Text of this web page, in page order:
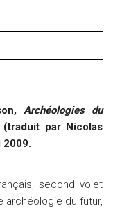
Archéologies du
(traduit par Nicolas
2009.
second volet
archéologie du futur,